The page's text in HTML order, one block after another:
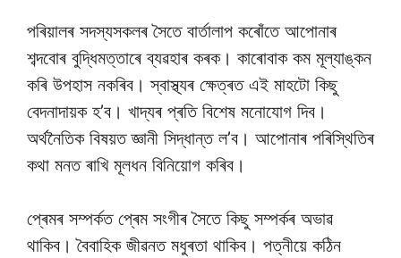
পৰিয়ালৰ সদস্যসকলৰ সৈতে বাৰ্তালাপ কৰোঁতে আপোনাৰ
শব্দবোৰ বুদ্ধিমত্তাৰে ব্যৱহাৰ কৰক। কাৰোবাক কম মূল্যাঙ্কন
কৰি উপহাস নকৰিব। স্বাস্থ্যৰ ক্ষেত্ৰত এই মাহটো কিছু
বেদনাদায়ক হ’ব। খাদ্যৰ প্ৰতি বিশেষ মনোযোগ দিব।
অৰ্থনৈতিক বিষয়ত জ্ঞানী সিদ্ধান্ত ল’ব। আপোনাৰ পৰিস্থিতিৰ
কথা মনত ৰাখি মূলধন বিনিয়োগ কৰিব।
প্ৰেমৰ সম্পৰ্কত প্ৰেম সংগীৰ সৈতে কিছু সম্পৰ্কৰ অভাৱ
থাকিব। বৈবাহিক জীৱনত মধুৰতা থাকিব। পত্নীয়ে কঠিন